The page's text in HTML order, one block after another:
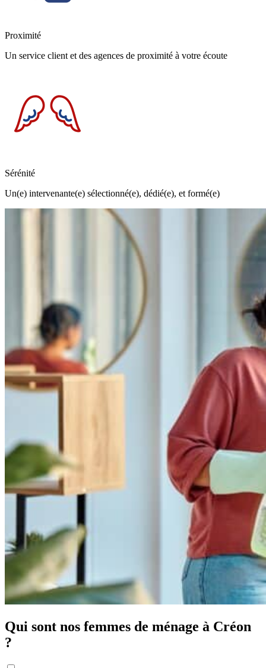
Proximité
Un service client et des agences de proximité à votre écoute
Sérénité
Un(e) intervenante(e) sélectionné(e), dédié(e), et formé(e)
Qui sont nos femmes de ménage à Créon
?